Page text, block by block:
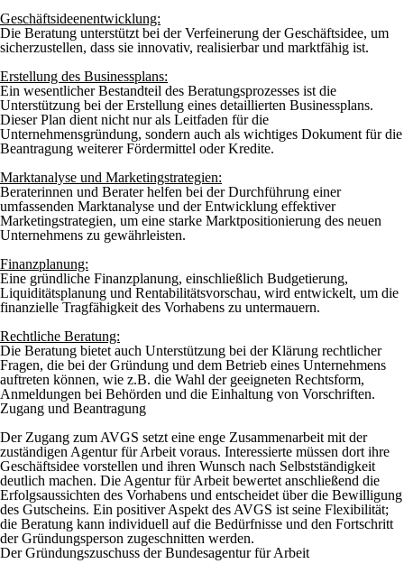
Geschäftsideenentwicklung:
Die Beratung unterstützt bei der Verfeinerung der Geschäftsidee, um
sicherzustellen, dass sie innovativ, realisierbar und marktfähig ist.
Erstellung des Businessplans:
Ein wesentlicher Bestandteil des Beratungsprozesses ist die
Unterstützung bei der Erstellung eines detaillierten Businessplans.
Dieser Plan dient nicht nur als Leitfaden für die
Unternehmensgründung, sondern auch als wichtiges Dokument für die
Beantragung weiterer Fördermittel oder Kredite.
Marktanalyse und Marketingstrategien:
Beraterinnen und Berater helfen bei der Durchführung einer
umfassenden Marktanalyse und der Entwicklung effektiver
Marketingstrategien, um eine starke Marktpositionierung des neuen
Unternehmens zu gewährleisten.
Finanzplanung:
Eine gründliche Finanzplanung, einschließlich Budgetierung,
Liquiditätsplanung und Rentabilitätsvorschau, wird entwickelt, um die
finanzielle Tragfähigkeit des Vorhabens zu untermauern.
Rechtliche Beratung:
Die Beratung bietet auch Unterstützung bei der Klärung rechtlicher
Fragen, die bei der Gründung und dem Betrieb eines Unternehmens
auftreten können, wie z.B. die Wahl der geeigneten Rechtsform,
Anmeldungen bei Behörden und die Einhaltung von Vorschriften.
Zugang und Beantragung
Der Zugang zum AVGS setzt eine enge Zusammenarbeit mit der
zuständigen Agentur für Arbeit voraus. Interessierte müssen dort ihre
Geschäftsidee vorstellen und ihren Wunsch nach Selbstständigkeit
deutlich machen. Die Agentur für Arbeit bewertet anschließend die
Erfolgsaussichten des Vorhabens und entscheidet über die Bewilligung
des Gutscheins. Ein positiver Aspekt des AVGS ist seine Flexibilität;
die Beratung kann individuell auf die Bedürfnisse und den Fortschritt
der Gründungsperson zugeschnitten werden.
Der Gründungszuschuss der Bundesagentur für Arbeit